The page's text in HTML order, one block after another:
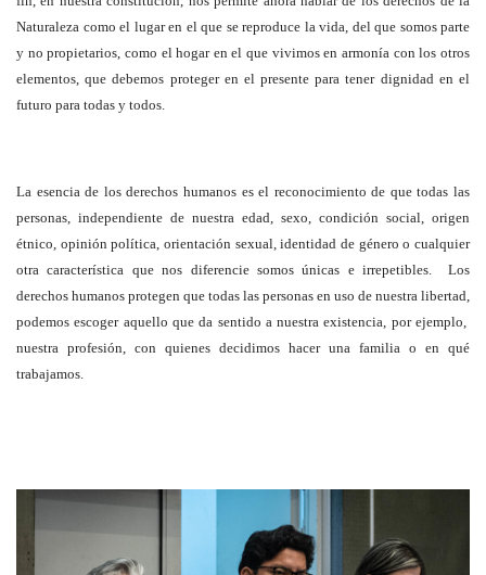
Naturaleza como el lugar en el que se reproduce la vida, del que somos parte
y no propietarios, como el hogar en el que vivimos en armonía con los otros
elementos, que debemos proteger en el presente para tener dignidad en el
futuro para todas y todos.
La esencia de los derechos humanos es el reconocimiento de que todas las
personas, independiente de nuestra edad, sexo, condición social, origen
étnico, opinión política, orientación sexual, identidad de género o cualquier
otra característica que nos diferencie somos únicas e irrepetibles. Los
derechos humanos protegen que todas las personas en uso de nuestra libertad,
podemos escoger aquello que da sentido a nuestra existencia, por ejemplo,
nuestra profesión, con quienes decidimos hacer una familia o en qué
trabajamos.